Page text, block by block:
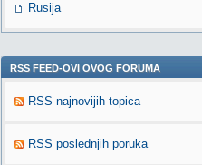
Rusija
RSS FEED-OVI OVOG FORUMA
RSS najnovijih topica
RSS poslednjih poruka